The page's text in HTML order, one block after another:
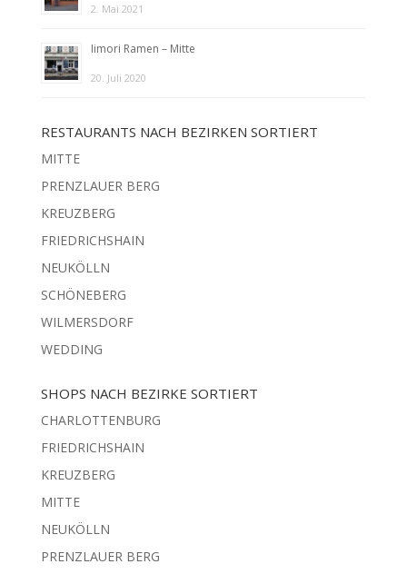
2. Mai 2021
Iimori Ramen – Mitte
20. Juli 2020
RESTAURANTS NACH BEZIRKEN SORTIERT
MITTE
PRENZLAUER BERG
KREUZBERG
FRIEDRICHSHAIN
NEUKÖLLN
SCHÖNEBERG
WILMERSDORF
WEDDING
SHOPS NACH BEZIRKE SORTIERT
CHARLOTTENBURG
FRIEDRICHSHAIN
KREUZBERG
MITTE
NEUKÖLLN
PRENZLAUER BERG